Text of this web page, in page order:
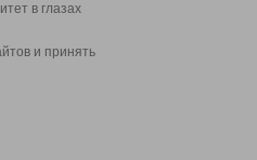
в глазах
и принять